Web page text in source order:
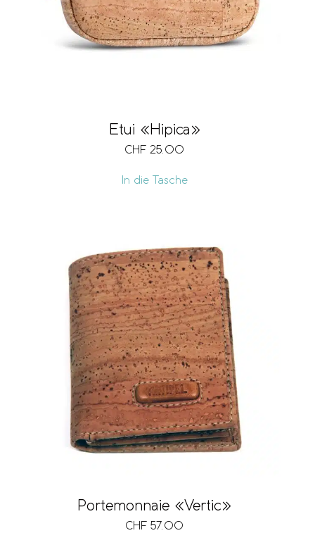
Etui «Hipica»
CHF 25.00
In die Tasche
Portemonnaie «Vertic»
CHF 57.00